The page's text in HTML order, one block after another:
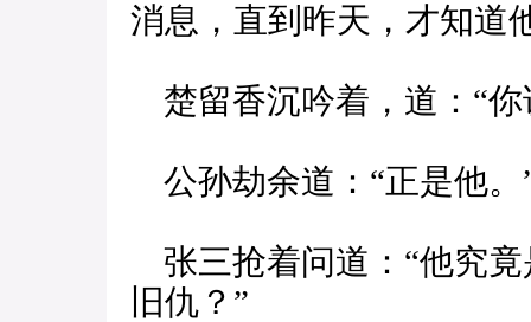
消息，直到昨天，才知道
楚留香沉吟着，道：“你
公孙劫余道：“正是他。
张三抢着问道：“他究
旧仇？”